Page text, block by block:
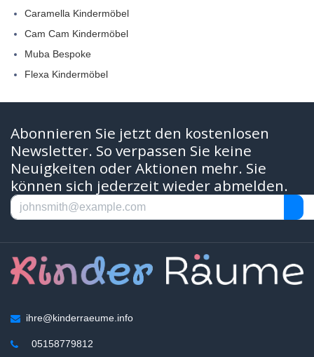
Caramella Kindermöbel
Cam Cam Kindermöbel
Muba Bespoke
Flexa Kindermöbel
Abonnieren Sie jetzt den kostenlosen
Newsletter. So verpassen Sie keine
Neuigkeiten oder Aktionen mehr. Sie
können sich jederzeit wieder abmelden.
ihre@kinderraeume.info
05158779812